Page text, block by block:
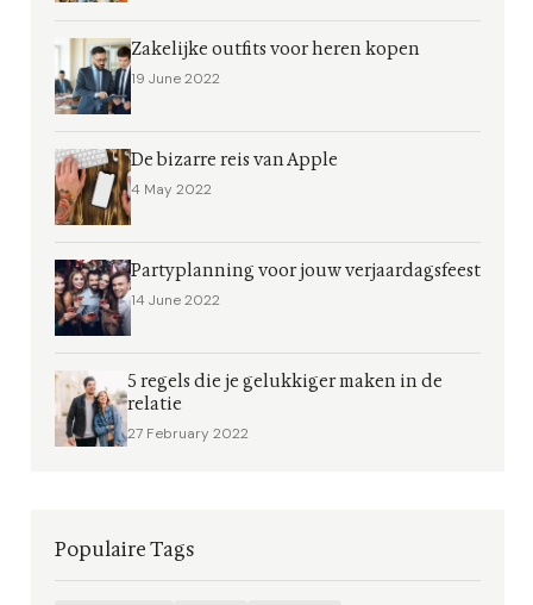
Zakelijke outfits voor heren kopen
19 June 2022
De bizarre reis van Apple
4 May 2022
Partyplanning voor jouw verjaardagsfeest
14 June 2022
5 regels die je gelukkiger maken in de
relatie
27 February 2022
Populaire Tags